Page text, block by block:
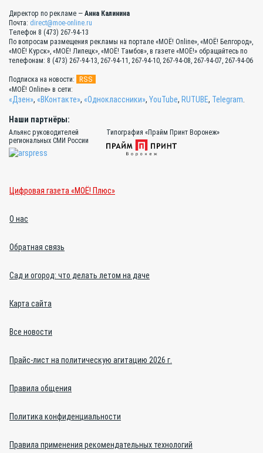
Директор по рекламе — Анна Калинина
Почта: direct@moe-online.ru
Телефон 8 (473) 267-94-13
По вопросам размещения рекламы на портале «МОЁ! Online», «МОЁ! Белгород»,
«МОЁ! Курск», «МОЁ! Липецк», «МОЁ! Тамбов», в газете «МОЁ!» обращайтесь по
телефонам: 8 (473) 267-94-13, 267-94-11, 267-94-10, 267-94-08, 267-94-07, 267-94-06
Подписка на новости: RSS
«МОЁ! Online» в сети:
«Дзен», «ВКонтакте», «Одноклассники», YouTube, RUTUBE, Telegram
Наши партнёры:
Альянс руководителей
региональных СМИ России
Типография «Прайм Принт Воронеж»
Цифровая газета «МОЁ! Плюс»
О нас
Обратная связь
Сад и огород: что делать летом на даче
Карта сайта
Все новости
Прайс-лист на политическую агитацию 2026 г.
Правила общения
Политика конфиденциальности
Правила применения рекомендательных технологий